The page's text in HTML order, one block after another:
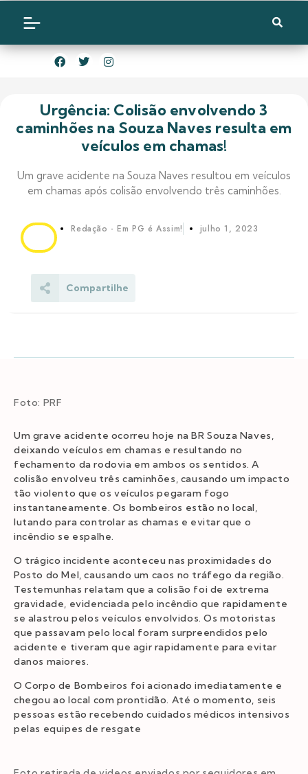
Urgência: Colisão envolvendo 3
caminhões na Souza Naves resulta em
veículos em chamas!
Um grave acidente na Souza Naves resultou em veículos
em chamas após colisão envolvendo três caminhões.
Redação - Em PG é Assim! julho 1, 2023
Compartilhe
Foto: PRF
Um grave acidente ocorreu hoje na BR Souza Naves,
deixando veículos em chamas e resultando no
fechamento da rodovia em ambos os sentidos. A
colisão envolveu três caminhões, causando um impacto
tão violento que os veículos pegaram fogo
instantaneamente. Os bombeiros estão no local,
lutando para controlar as chamas e evitar que o
incêndio se espalhe.
O trágico incidente aconteceu nas proximidades do
Posto do Mel, causando um caos no tráfego da região.
Testemunhas relatam que a colisão foi de extrema
gravidade, evidenciada pelo incêndio que rapidamente
se alastrou pelos veículos envolvidos. Os motoristas
que passavam pelo local foram surpreendidos pelo
acidente e tiveram que agir rapidamente para evitar
danos maiores.
O Corpo de Bombeiros foi acionado imediatamente e
chegou ao local com prontidão. Até o momento, seis
pessoas estão recebendo cuidados médicos intensivos
pelas equipes de resgate